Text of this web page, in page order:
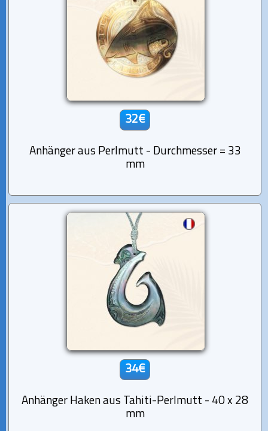
32€
Anhänger aus Perlmutt - Durchmesser = 33
mm
34€
Anhänger Haken aus Tahiti-Perlmutt - 40 x 28
mm